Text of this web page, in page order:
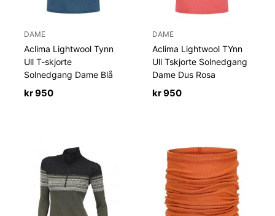
DAME
Aclima Lightwool Tynn
Ull T-skjorte
Solnedgang Dame Blå
kr950
DAME
Aclima Lightwool TYnn
Ull Tskjorte Solnedgang
Dame Dus Rosa
kr950